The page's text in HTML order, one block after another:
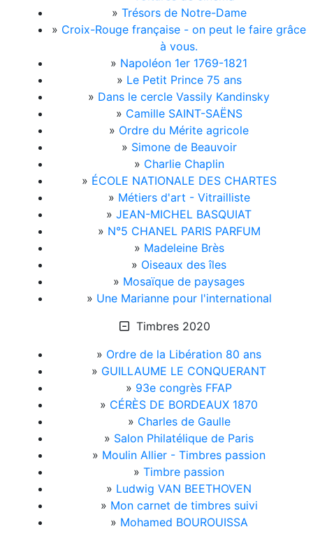
» Trésors de Notre-Dame
» Croix-Rouge française - on peut le faire grâce
à vous.
» Napoléon 1er 1769-1821
» Le Petit Prince 75 ans
» Dans le cercle Vassily Kandinsky
» Camille SAINT-SAËNS
» Ordre du Mérite agricole
» Simone de Beauvoir
» Charlie Chaplin
» ÉCOLE NATIONALE DES CHARTES
» Métiers d'art - Vitrailliste
» JEAN-MICHEL BASQUIAT
» N°5 CHANEL PARIS PARFUM
» Madeleine Brès
» Oiseaux des îles
» Mosaïque de paysages
» Une Marianne pour l'international
Timbres 2020
» Ordre de la Libération 80 ans
» GUILLAUME LE CONQUERANT
» 93e congrès FFAP
» CÉRÈS DE BORDEAUX 1870
» Charles de Gaulle
» Salon Philatélique de Paris
» Moulin Allier - Timbres passion
» Timbre passion
» Ludwig VAN BEETHOVEN
» Mon carnet de timbres suivi
» Mohamed BOUROUISSA